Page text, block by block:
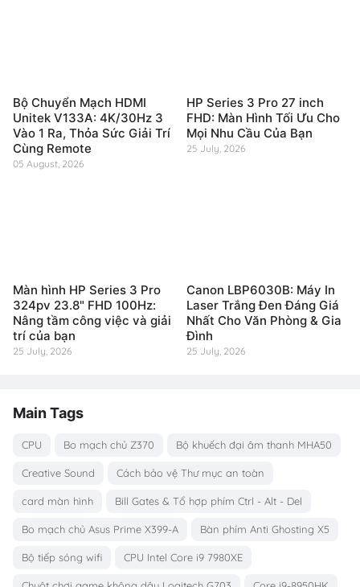
Bộ Chuyển Mạch HDMI
Unitek V133A: 4K/30Hz 3
Vào 1 Ra, Thỏa Sức Giải Trí
Cùng Remote
05 August, 2026
HP Series 3 Pro 27 inch
FHD: Màn Hình Tối Ưu Cho
Mọi Nhu Cầu Của Bạn
25 July, 2026
Màn hình HP Series 3 Pro
324pv 23.8" FHD 100Hz:
Nâng tầm công việc và giải
trí của bạn
25 July, 2026
Canon LBP6030B: Máy In
Laser Trắng Đen Đáng Giá
Nhất Cho Văn Phòng & Gia
Đình
25 July, 2026
Main Tags
CPU Bo mạch chủ Z370 Bộ khuếch đại âm thanh MHA50
Creative Sound Cách bảo vệ Thư mục an toàn
card màn hình Bill Gates & Tổ hợp phím Ctrl - Alt - Del
Bo mạch chủ Asus Prime X399-A Bàn phím Anti Ghosting X5
Bộ tiếp sóng wifi CPU Intel Core i9 7980XE